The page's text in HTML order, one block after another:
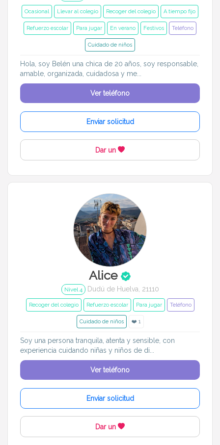
Ocasional Llevar al colegio Recoger del colegio A tiempo fijo
Refuerzo escolar Para jugar En verano Festivos Teléfono
Cuidado de niños
Hola, soy Belén una chica de 20 años, soy responsable,
amable, organizada, cuidadosa y me...
Ver teléfono
Enviar solicitud
Dar un
Alice
Nivel 4 Dudú de Huelva, 21110
Recoger del colegio Refuerzo escolar Para jugar Teléfono
Cuidado de niños ❤️ 1
Soy una persona tranquila, atenta y sensible, con
experiencia cuidando niñas y niños de di...
Ver teléfono
Enviar solicitud
Dar un